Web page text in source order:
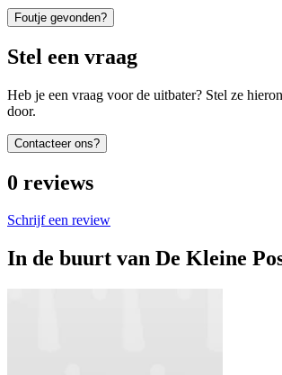
Foutje gevonden?
Stel een vraag
Heb je een vraag voor de uitbater? Stel ze
door.
Contacteer ons?
0 reviews
Schrijf een review
In de buurt van De Kleine